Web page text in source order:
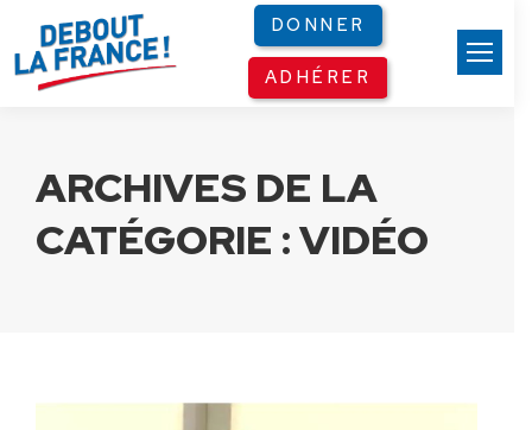
DONNER
ADHÉRER
ARCHIVES DE LA
CATÉGORIE :VIDÉO
Panneau de gestion des cookies